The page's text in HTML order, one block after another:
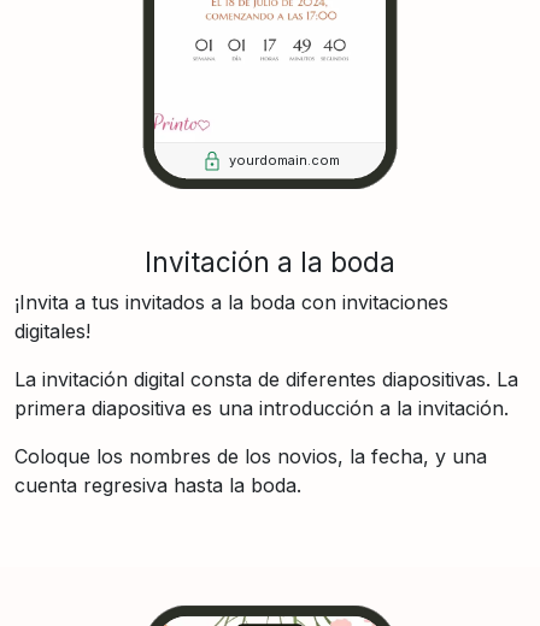
yourdomain.com
Invitación a la boda
¡Invita a tus invitados a la boda con invitaciones
digitales!
La invitación digital consta de diferentes diapositivas. La
primera diapositiva es una introducción a la invitación.
Coloque los nombres de los novios, la fecha, y una
cuenta regresiva hasta la boda.